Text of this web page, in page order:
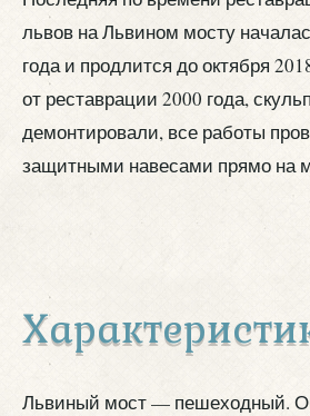
львов на Львином мосту
года и продлится до октября
от реставрации 2000 года,
демонтировали, все работы
защитными навесами прямо на
Львиный мост — пешеходный.